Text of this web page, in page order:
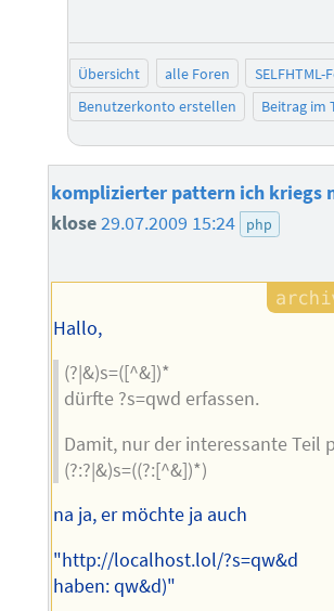
Übersicht alle Foren SELFHTML-
Benutzerkonto erstellen
Beitrag im
komplizierter pattern ich kriegs
klose29.07.2009 15:24 php
Hallo,
(?|&)s=([^&])*
dürfte ?s=qwd erfassen.
Damit, nur der interessante Teil
(?:?|&)s=((?:[^&])*)
na ja, er möchte ja auch
"http://localhost.lol/?s=qw&d
haben: qw&d)"